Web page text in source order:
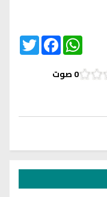
Twitter
FacebookWhatsApp
0صوت